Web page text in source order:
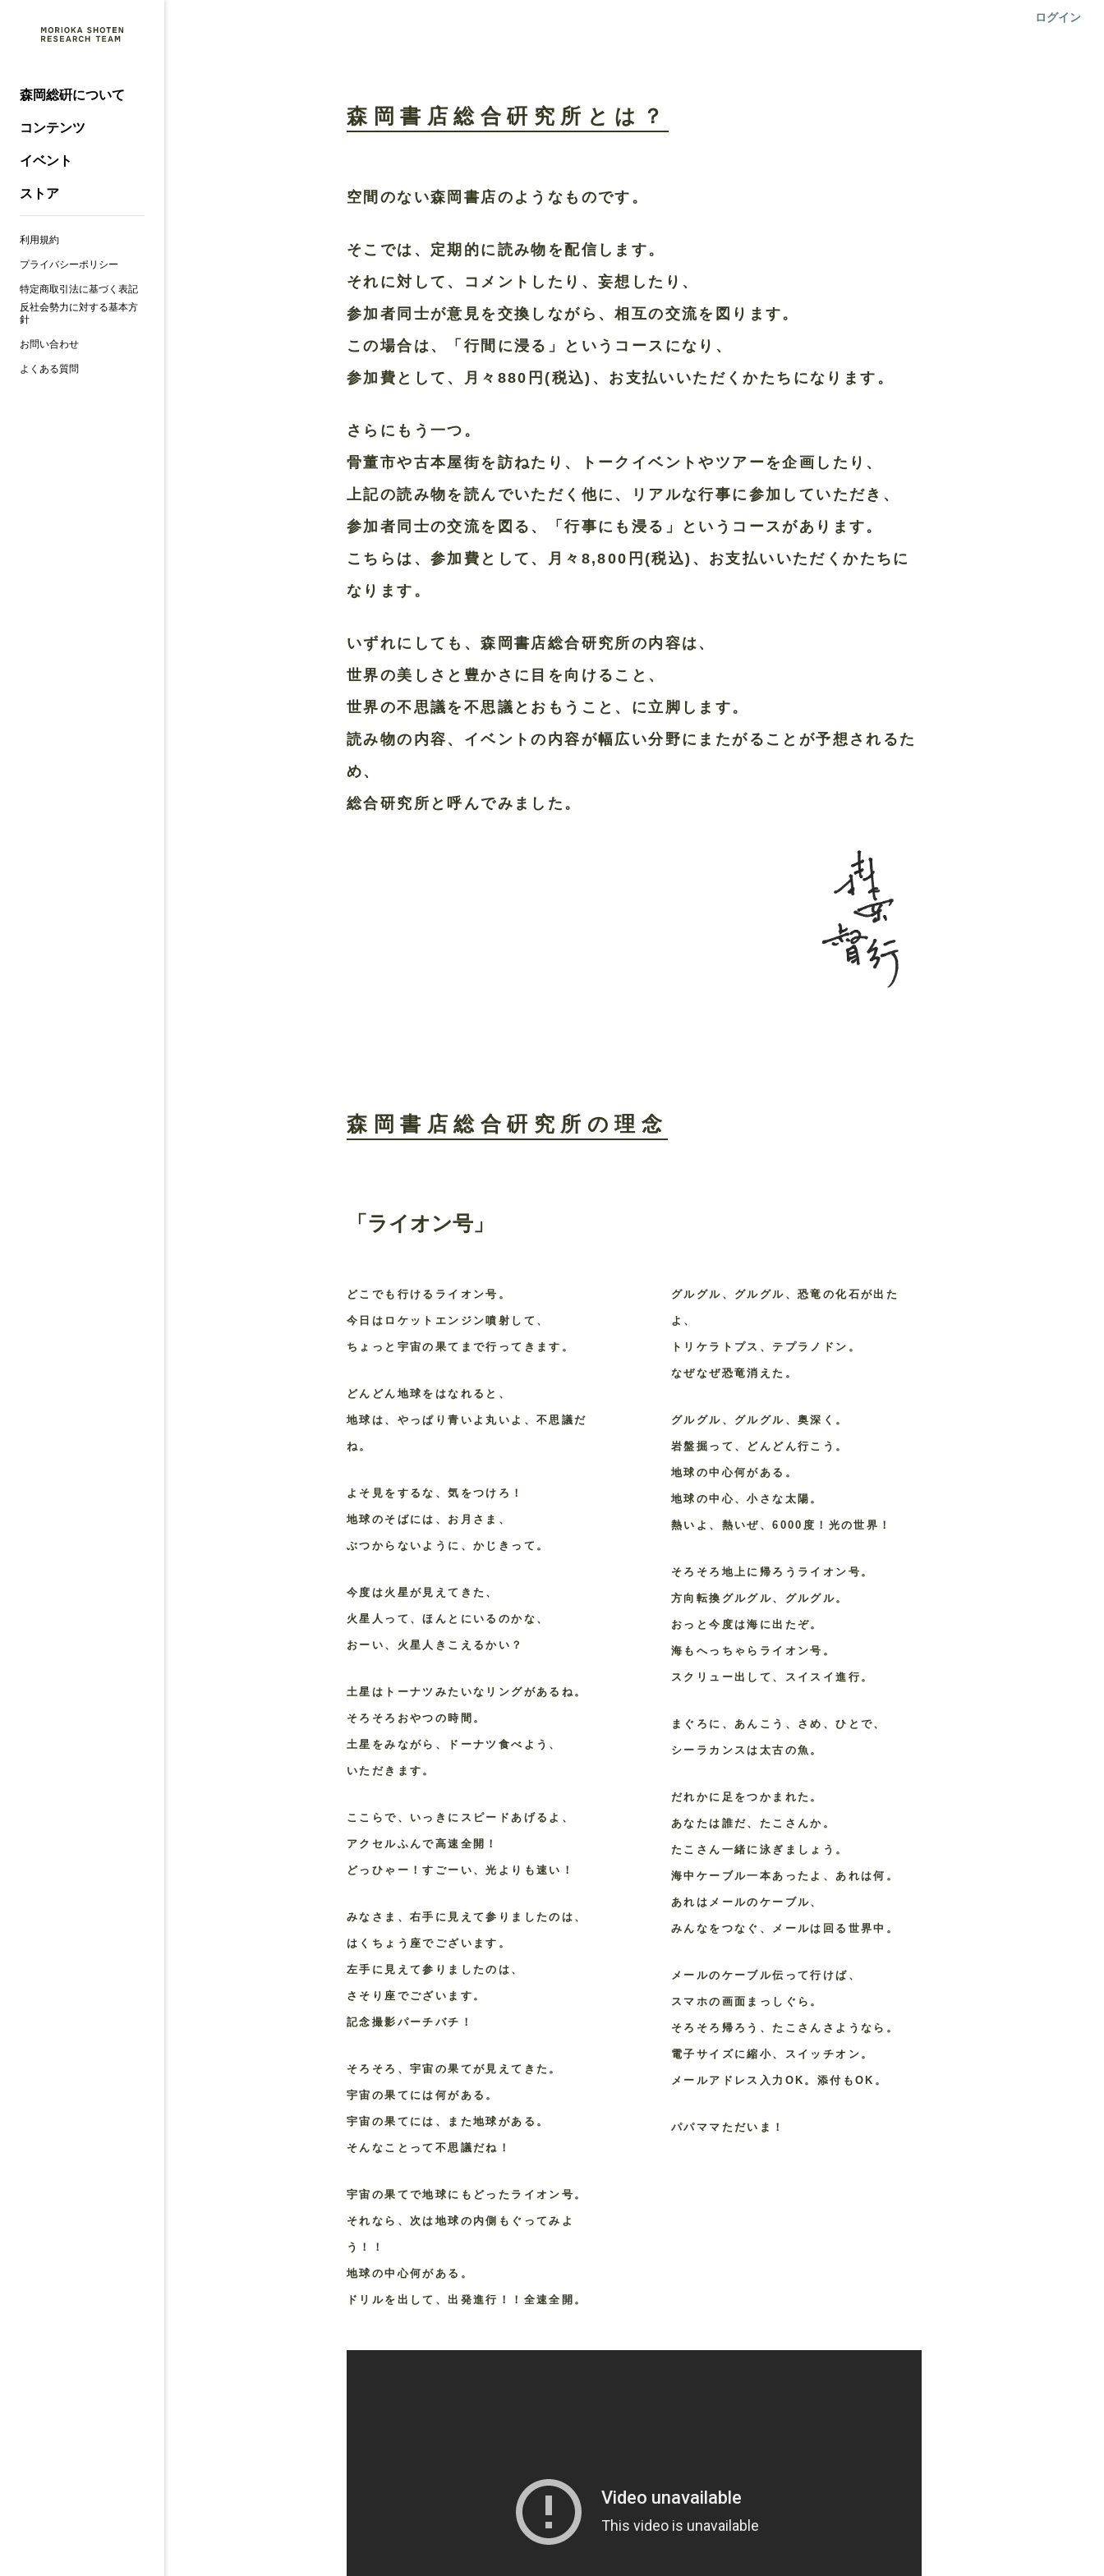
ログイン
森岡総硏について
コンテンツ
イベント
ストア
利用規約
プライバシーポリシー
特定商取引法に基づく表記
反社会勢力に対する基本方
針
お問い合わせ
よくある質問
森岡書店総合硏究所とは？
空間のない森岡書店のようなものです。
そこでは、定期的に読み物を配信します。
それに対して、コメントしたり、妄想したり、
参加者同士が意見を交換しながら、相互の交流を図ります。
この場合は、「行間に浸る」というコースになり、
参加費として、月々880円(税込)、お支払いいただくかたちになります。
さらにもう一つ。
骨董市や古本屋街を訪ねたり、トークイベントやツアーを企画したり、
上記の読み物を読んでいただく他に、リアルな行事に参加していただき、
参加者同士の交流を図る、「行事にも浸る」というコースがあります。
こちらは、参加費として、月々8,800円(税込)、お支払いいただくかたちに
なります。
いずれにしても、森岡書店総合研究所の内容は、
世界の美しさと豊かさに目を向けること、
世界の不思議を不思議とおもうこと、に立脚します。
読み物の内容、イベントの内容が幅広い分野にまたがることが予想されるた
め、
総合研究所と呼んでみました。
森岡書店総合硏究所の理念
「ライオン号」
どこでも行けるライオン号。
今日はロケットエンジン噴射して、
ちょっと宇宙の果てまで行ってきます。
どんどん地球をはなれると、
地球は、やっぱり青いよ丸いよ、不思議だ
ね。
よそ見をするな、気をつけろ！
地球のそばには、お月さま、
ぶつからないように、かじきって。
今度は火星が見えてきた、
火星人って、ほんとにいるのかな、
おーい、火星人きこえるかい？
土星はトーナツみたいなリングがあるね。
そろそろおやつの時間。
土星をみながら、ドーナツ食べよう、
いただきます。
ここらで、いっきにスピードあげるよ、
アクセルふんで高速全開！
どっひゃー！すごーい、光よりも速い！
みなさま、右手に見えて参りましたのは、
はくちょう座でございます。
左手に見えて参りましたのは、
さそり座でございます。
記念撮影パーチバチ！
そろそろ、宇宙の果てが見えてきた。
宇宙の果てには何がある。
宇宙の果てには、また地球がある。
そんなことって不思議だね！
宇宙の果てで地球にもどったライオン号。
それなら、次は地球の内側もぐってみよ
う！！
地球の中心何がある。
ドリルを出して、出発進行！！全速全開。
グルグル、グルグル、恐竜の化石が出た
よ、
トリケラトプス、テプラノドン。
なぜなぜ恐竜消えた。
グルグル、グルグル、奥深く。
岩盤掘って、どんどん行こう。
地球の中心何がある。
地球の中心、小さな太陽。
熱いよ、熱いぜ、6000度！光の世界！
そろそろ地上に帰ろうライオン号。
方向転換グルグル、グルグル。
おっと今度は海に出たぞ。
海もへっちゃらライオン号。
スクリュー出して、スイスイ進行。
まぐろに、あんこう、さめ、ひとで、
シーラカンスは太古の魚。
だれかに足をつかまれた。
あなたは誰だ、たこさんか。
たこさん一緒に泳ぎましょう。
海中ケーブル一本あったよ、あれは何。
あれはメールのケーブル、
みんなをつなぐ、メールは回る世界中。
メールのケーブル伝って行けば、
スマホの画面まっしぐら。
そろそろ帰ろう、たこさんさようなら。
電子サイズに縮小、スイッチオン。
メールアドレス入力OK。添付もOK。
パパママただいま！